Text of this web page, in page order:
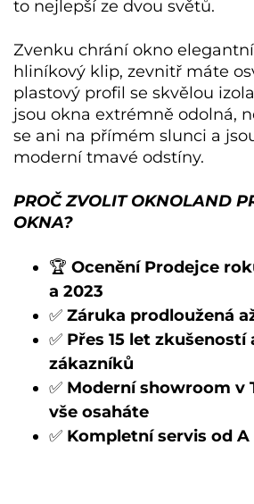
to nejlepší ze dvou světů.
Zvenku chrání okno
hliníkový klip, zevnitř máte
plastový profil se skvělou
jsou okna extrémně odolná,
se ani na přímém slunci a
moderní tmavé odstíny.
PROČ ZVOLIT OKNOLAND
OKNA?
🏆 Ocenění Prodejce
a 2023
✅ Záruka prodloužená
✅ Přes 15 let zkušeností
zákazníků
✅ Moderní showroom v
vše osaháte
✅ Kompletní servis od A